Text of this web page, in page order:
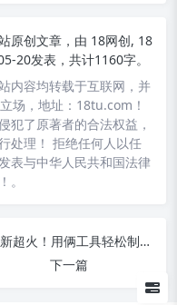
原创文章，由 18网创, 18
20发表，共计1160字。
内容均转载于互联网，并
场，地址：18tu.com！
犯了原著者的合法权益，
处理！ 拒绝任何人以任
表与中华人民共和国法律
。
最新超火！用俩工具轻松制作【AI萌宠跳舞视频】，13条内容狂揽70W赞
下一篇